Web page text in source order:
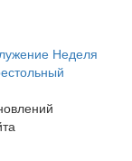
Неделя